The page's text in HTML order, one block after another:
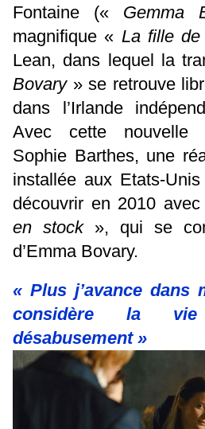
Fontaine (« Gemma
magnifique « La fille de
Lean, dans lequel la
Bovary» se retrouve
dans l’Irlande
Avec cette nouvelle
Sophie Barthes, une
installée aux Etats-
découvrir en 2010
en stock», qui se
d’Emma Bovary.
« Plus j’avance dans
considère la
désabusement »